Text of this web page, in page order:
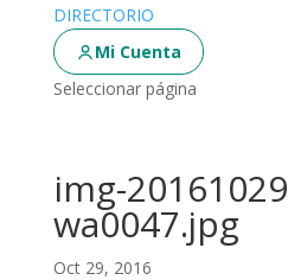
DIRECTORIO
Mi Cuenta
Seleccionar página
img-
wa0047.jpg
Oct 29, 2016